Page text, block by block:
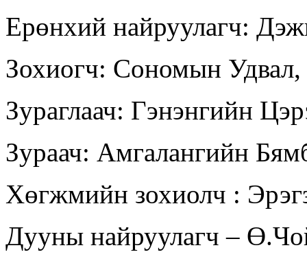
Ерөнхий найруулагч:
Зохиогч: Сономын
Зураглаач: Гэнэнгийн
Зураач: Амгалангийн
Хөгжмийн зохиолч :
Дууны найруулагч –